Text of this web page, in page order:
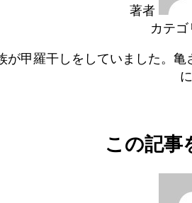
著者
カテゴ
甲羅干しをしていました。
この記事